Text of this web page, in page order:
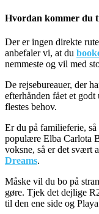
Hvordan kommer du
Der er ingen direkte
anbefaler vi, at du
nemmeste og vil med
De rejsebureauer, der
efterhånden fået et
flestes behov.
Er du på familieferie,
populære Elba Carlota
voksne, så er det svært
Dreams.
Måske vil du bo på
gøre. Tjek det dejlige
til den ene side og